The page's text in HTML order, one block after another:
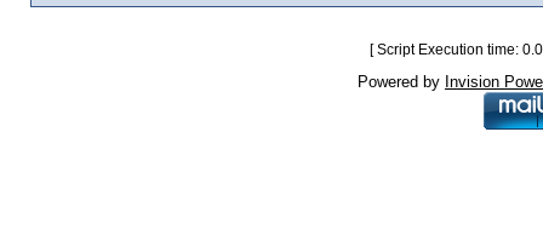
[ Script Execution time:
Powered by Invision